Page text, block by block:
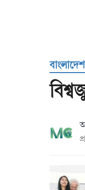
বাংলাদেশ